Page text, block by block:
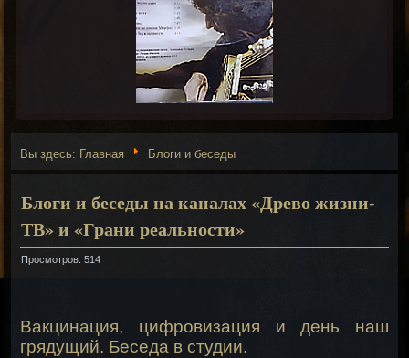
Вы здесь: Главная Блоги и беседы
Блоги и беседы на каналах «Древо жизни-
ТВ» и «Грани реальности»
Просмотров: 514
Вакцинация, цифровизация и день наш
грядущий. Беседа в студии.